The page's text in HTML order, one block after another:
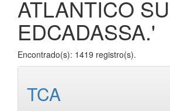
ATLANTICO
EDCADASSA.'
Encontrado(s): 1419 registro(s).
TCA